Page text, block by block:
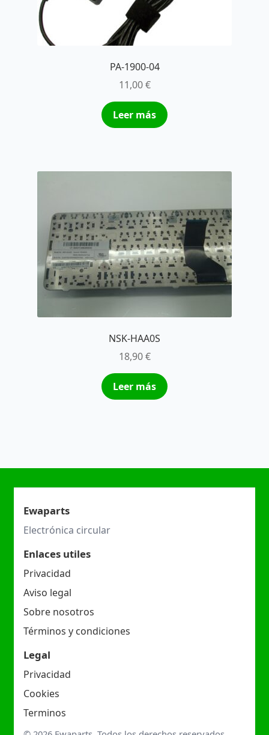
PA-1900-04
11,00€
Leer más
NSK-HAA0S
18,90€
Leer más
Ewaparts
Electrónica circular
Enlaces utiles
Privacidad
Aviso legal
Sobre nosotros
Términos y condiciones
Legal
Privacidad
Cookies
Terminos